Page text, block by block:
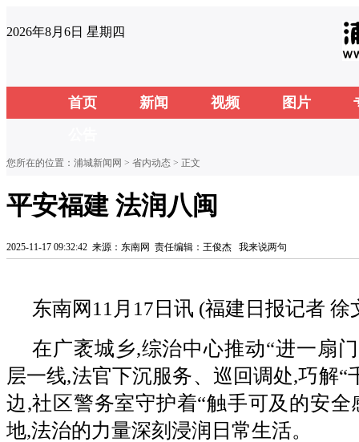
2026年8月6日 星期四
首页 新闻 视频 图片
您所在的位置： 浦城新闻网 > 省内动态 > 正文
平安福建 法润八闽
2025-11-17 09:32:42 来源：东南网 责任编辑：王俊杰 我来说两句
东南网11月17日讯 (福建日报记者 徐
在广袤城乡,综治中心推动“进一扇
层一线,法官下沉服务、巡回调处,巧解“
边,社区警务室守护着“触手可及的安
地,法治的力量深刻浸润日常生活。